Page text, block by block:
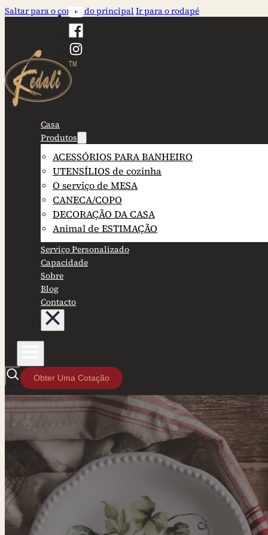
Saltar para o conteúdo principal Ir para o rodapé
Casa
Produtos
ACESSÓRIOS PARA BANHEIRO
UTENSÍLIOS de cozinha
O serviço de MESA
CANECA/COPO
DECORAÇÃO DA CASA
Animal de ESTIMAÇÃO
Serviço Personalizado
Capacidade
Sobre
Blog
Contacto
Obter Uma Cotação